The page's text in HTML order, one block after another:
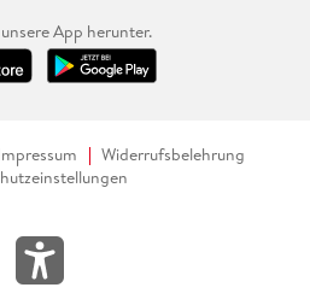
App herunter.
Widerrufsbelehrung